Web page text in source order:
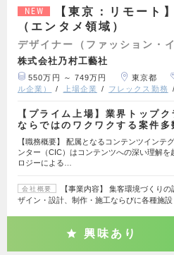
NEW
【東京：リモート
（エンタメ領域）
デザイナー（ファッション・
株式会社乃村工藝社
550万円 ～ 749万円 東京都
ル企業）
上場企業 フレックス勤務
【プライム上場】業界トップ
ならではのワクワクする案件
【職務概要】 配属となるコンテンツインテ
ンター（CIC）はコンテンツへの深い理解を
ロジーによる…
会社概要
【事業内容】 集客環境づくり
ザイン・設計、制作・施工ならびに各種施
興味あり